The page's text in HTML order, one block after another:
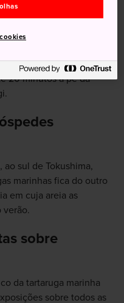
20 minutos a pé da
sul de Tokushima,
marinhas fica do outro
em cuja areia as
verão.
sobre
da tartaruga marinha
sobre todos as